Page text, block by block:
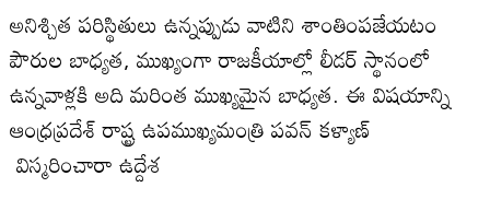
అనిశ్చిత పరిస్థితులు ఉన్నప్పుడు వాటిని శాంతింపజేయటం
పౌరుల బాధ్యత, ముఖ్యంగా రాజకీయాల్లో లీడర్ స్థానంలో
ఉన్నవాళ్లకి అది మరింత ముఖ్యమైన బాధ్యత. ఈ విషయాన్ని
ఆంధ్రప్రదేశ్ రాష్ట్ర ఉపముఖ్యమంత్రి పవన్ కళ్యాణ్
విస్మరించారా ఉద్దేశ